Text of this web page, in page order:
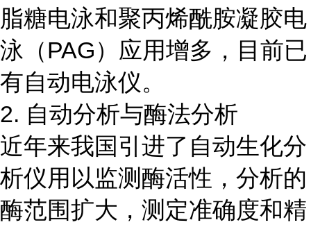
脂糖电泳和聚丙烯酰胺凝胶电
泳（PAG）应用增多，目前已
有自动电泳仪。
2. 自动分析与酶法分析
近年来我国引进了自动生化分
析仪用以监测酶活性，分析的
酶范围扩大，测定准确度和精